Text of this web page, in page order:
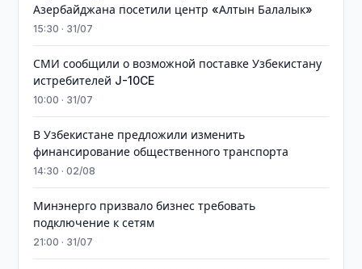
Азербайджана посетили центр «Алтын Балалык»
15:30 · 31/07
СМИ сообщили о возможной поставке Узбекистану
истребителей J-10CE
10:00 · 31/07
В Узбекистане предложили изменить
финансирование общественного транспорта
14:30 · 02/08
Минэнерго призвало бизнес требовать
подключение к сетям
21:00 · 31/07